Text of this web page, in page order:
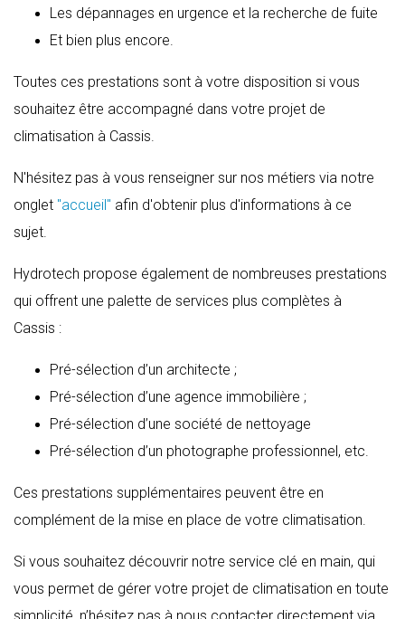
Les dépannages en urgence et la recherche de fuite
Et bien plus encore.
Toutes ces prestations sont à votre disposition si vous
souhaitez être accompagné dans votre projet de
climatisation à Cassis.
N'hésitez pas à vous renseigner sur nos métiers via notre
onglet "accueil" afin d'obtenir plus d'informations à ce
sujet.
Hydrotech propose également de nombreuses prestations
qui offrent une palette de services plus complètes à
Cassis :
Pré-sélection d’un architecte ;
Pré-sélection d’une agence immobilière ;
Pré-sélection d’une société de nettoyage
Pré-sélection d’un photographe professionnel, etc.
Ces prestations supplémentaires peuvent être en
complément de la mise en place de votre climatisation.
Si vous souhaitez découvrir notre service clé en main, qui
vous permet de gérer votre projet de climatisation en toute